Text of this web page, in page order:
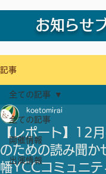
お知らせ
記事
全ての記事
開催情報
出演情報
全ての記事
【レポート】12
のための読み聞か
幡YCCコミュニテ
koetomirai